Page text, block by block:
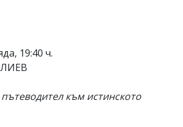
19:40 ч.
към истинското